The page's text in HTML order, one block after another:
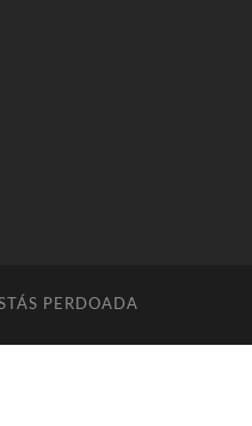
PERDOADA